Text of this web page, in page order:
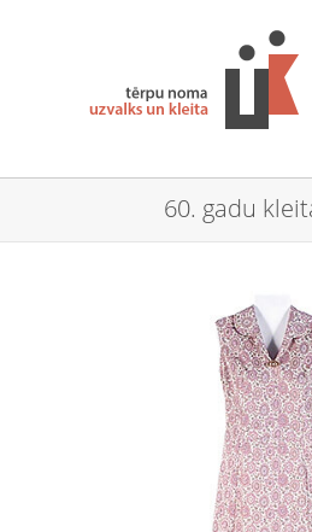
60. gadu